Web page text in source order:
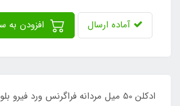
آماده ارسال
ادکلن 50 میل مردانه فراگرنس ورد